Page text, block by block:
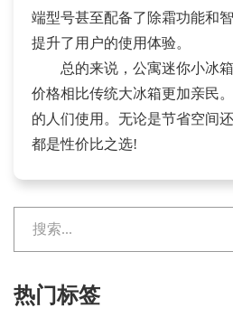
端型号甚至配备了除霜功能和
提升了用户的使用体验。
总的来说，公寓迷你小冰箱
价格相比传统大冰箱更加亲民
的人们使用。无论是节省空间
都是性价比之选!
热门标签